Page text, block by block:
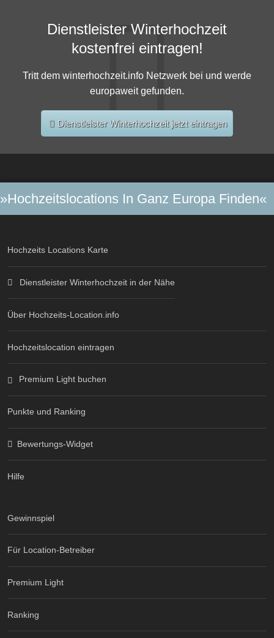
Dienstleister Winterhochzeit
kostenfrei eintragen!
Tritt dem winterhochzeit.info Netzwerk bei und werde
europaweit gefunden.
Dienstleister Winterhochzeit jetzt eintragen
»Hochzeitslocations In Ganz Europa Finden«
Hochzeits Locations Karte
Dienstleister Winterhochzeit in der Nähe
Über Hochzeits-Location.info
Hochzeitslocation eintragen
Premium Light buchen
Punkte und Ranking
Bewertungs-Widget
Hilfe
Gewinnspiel
Für Location-Betreiber
Premium Light
Ranking